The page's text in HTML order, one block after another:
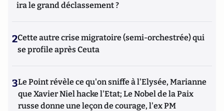
ira le grand déclassement ?
2Cette autre crise migratoire (semi-orchestrée) qui
se profile après Ceuta
3Le Point révèle ce qu'on sniffe à l'Elysée, Marianne
que Xavier Niel hacke l'Etat; Le Nobel de la Paix
russe donne une leçon de courage, l'ex PM